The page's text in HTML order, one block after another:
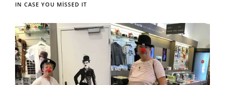
IN CASE YOU MISSED IT